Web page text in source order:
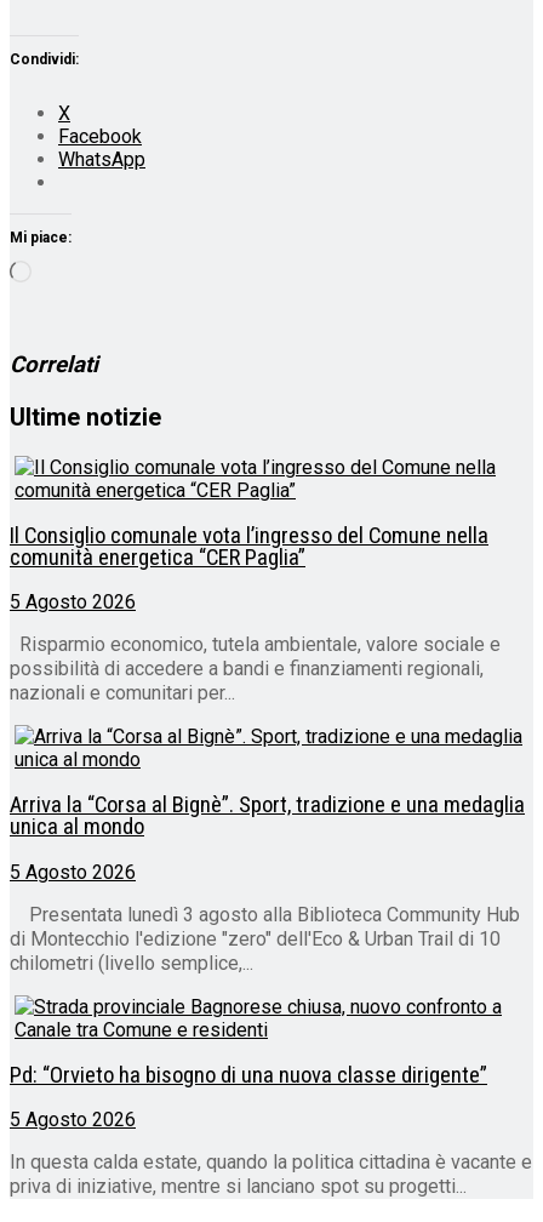
Condividi:
X
Facebook
WhatsApp
Mi piace:
Correlati
Ultime notizie
Il Consiglio comunale vota l’ingresso del Comune nella
comunità energetica “CER Paglia”
5 Agosto 2026
Risparmio economico, tutela ambientale, valore sociale e
possibilità di accedere a bandi e finanziamenti regionali,
nazionali e comunitari per...
Arriva la “Corsa al Bignè”. Sport, tradizione e una medaglia
unica al mondo
5 Agosto 2026
Presentata lunedì 3 agosto alla Biblioteca Community Hub
di Montecchio l'edizione "zero" dell'Eco & Urban Trail di 10
chilometri (livello semplice,...
Pd: “Orvieto ha bisogno di una nuova classe dirigente”
5 Agosto 2026
In questa calda estate, quando la politica cittadina è vacante e
priva di iniziative, mentre si lanciano spot su progetti...